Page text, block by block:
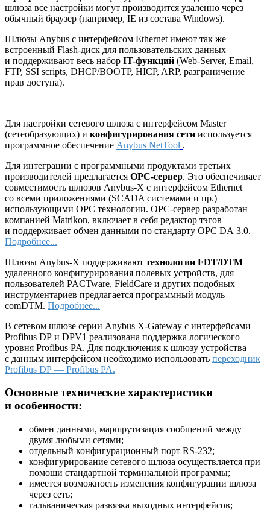
шлюза все настройки могут производится удаленно через
обычный браузер (например, IE из состава Windows).
Шлюзы Anybus с интерфейсом Ethernet имеют так же
встроенный Flash-диск для пользовательских данных
и поддерживают весь набор IT-функций (Web-Server, Email,
FTP, SSI scripts, DHCP/BOOTP, HICP, ARP, разграничение
прав доступа).
Для настройки сетевого шлюза с интерфейсом Master
(сетеобразующих) и конфигурирования сети используется
программное обеспечение Anybus NetTool .
Для интеграции с программными продуктами третьих
производителей предлагается ОРС-сервер. Это обеспечивает
совместимость шлюзов Anybus-X с интерфейсом Ethernet
со всеми приложениями (SCADA системами и пр.)
использующими ОРС технологии. ОРС-сервер разработан
компанией Matrikon, включает в себя редактор тэгов
и поддерживает обмен данными по стандарту OPC DA 3.0.
Подробнее...
Шлюзы Anybus-X поддерживают технологии FDT/DTM
удаленного конфигурирования полевых устройств, для
пользователей PACTware, FieldCare и других подобных
инструментариев предлагается программный модуль
comDTM. Подробнее...
В сетевом шлюзе серии Anybus X-Gateway с интерфейсами
Profibus DP и DPV1 реализована поддержка логического
уровня Profibus PA. Для подключения к шлюзу устройства
с данным интерфейсом необходимо использовать переходник
Profibus DP — Profibus PA.
Основные технические характеристики
и особенности:
обмен данными, маршрутизация сообщений между
двумя любыми сетями;
отдельный конфигурационный порт RS-232;
конфигурирование сетевого шлюза осуществляется при
помощи стандартной терминальной программы;
имеется возможность изменения конфигурации шлюза
через сеть;
гальваническая развязка выходных интерфейсов;